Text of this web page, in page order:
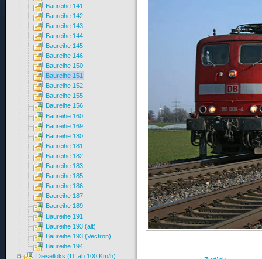
Baureihe 141
Baureihe 142
Baureihe 143
Baureihe 144
Baureihe 145
Baureihe 146
Baureihe 150
Baureihe 151
Baureihe 152
Baureihe 155
Baureihe 156
Baureihe 160
Baureihe 169
Baureihe 180
Baureihe 181
Baureihe 182
Baureihe 183
Baureihe 185
Baureihe 186
Baureihe 187
Baureihe 189
Baureihe 191
Baureihe 193 (alt)
Baureihe 193 (Vectron)
Baureihe 194
Dieselloks (D, ab 100 Km/h)